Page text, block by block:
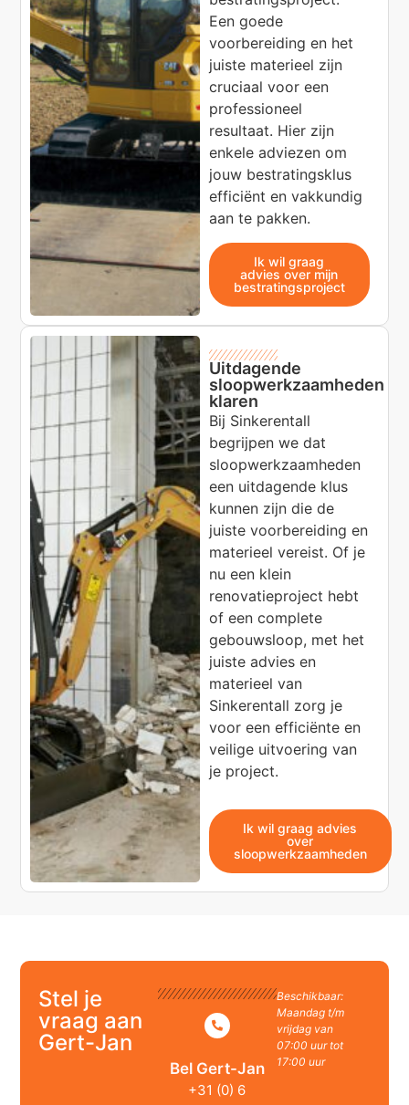
Een goede
voorbereiding en het
juiste materieel zijn
cruciaal voor een
professioneel
resultaat. Hier zijn
enkele adviezen om
jouw bestratingsklus
efficiënt en vakkundig
aan te pakken.
Ik wil graag
advies over mijn
bestratingsproject
Uitdagende
sloopwerkzaamheden
klaren
Bij Sinkerentall
begrijpen we dat
sloopwerkzaamheden
een uitdagende klus
kunnen zijn die de
juiste voorbereiding en
materieel vereist. Of je
nu een klein
renovatieproject hebt
of een complete
gebouwsloop, met het
juiste advies en
materieel van
Sinkerentall zorg je
voor een efficiënte en
veilige uitvoering van
je project.
Ik wil graag advies
over
sloopwerkzaamheden
Stel je
vraag aan
Gert-Jan
Bel Gert-Jan
+31 (0) 6
Beschikbaar:
Maandag t/m
vrijdag van
07:00 uur tot
17:00 uur